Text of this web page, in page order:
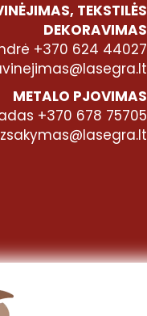
TEKSTILĖS
DEKORAVIMAS
+370 624 44027
METALO PJOVIMAS
+370 678 75705